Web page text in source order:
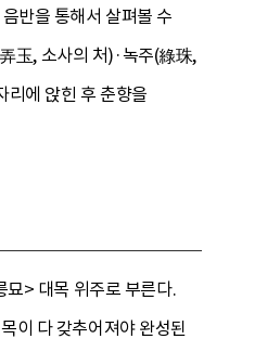
반을 통해서 살펴볼 수
玉, 소사의 처)·녹주(綠珠,
리에 앉힌 후 춘향을
> 대목 위주로 부른다.
이 다 갖추어져야 완성된